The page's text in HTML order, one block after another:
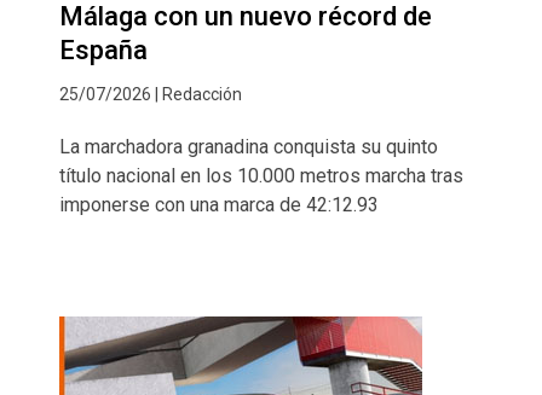
Málaga con un nuevo récord de
España
25/07/2026 | Redacción
La marchadora granadina conquista su quinto
título nacional en los 10.000 metros marcha tras
imponerse con una marca de 42:12.93